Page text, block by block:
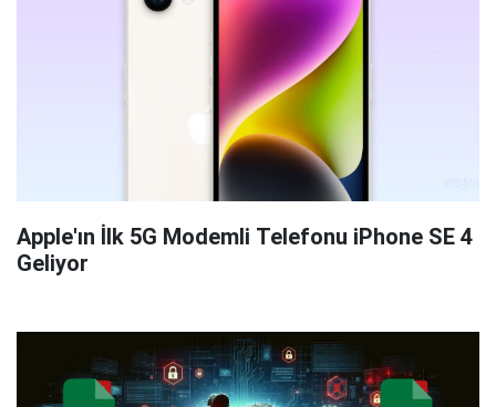
Apple'ın İlk 5G Modemli Telefonu iPhone SE 4
Geliyor